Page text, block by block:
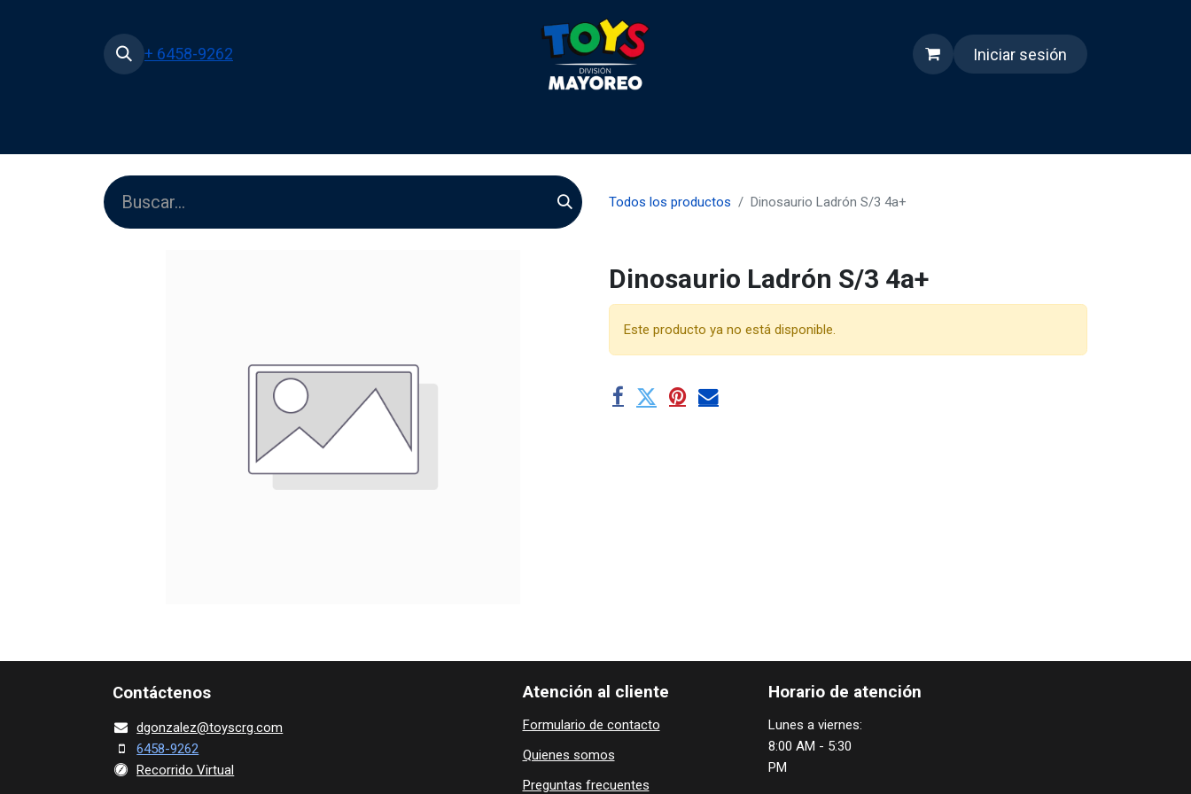
+ 6458-9262 Iniciar sesión
Todos los productos Dinosaurio Ladrón S/3 4a+
Dinosaurio Ladrón S/3 4a+
Este producto ya no está disponible.
Contácte​nos
dgonza​lez@toy​scrg.c​o​m
6458-9262
Recorrido Virtual
Horario de atención
Lunes a viernes:
8:00 AM - 5:30
PM
Atención al cliente
Formulario de contacto
Quienes ​som​​​os
Preguntas frecuentes